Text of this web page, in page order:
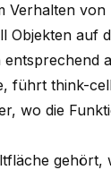
Verhalten
Objekten auf
führt think-
wo die
gehört,